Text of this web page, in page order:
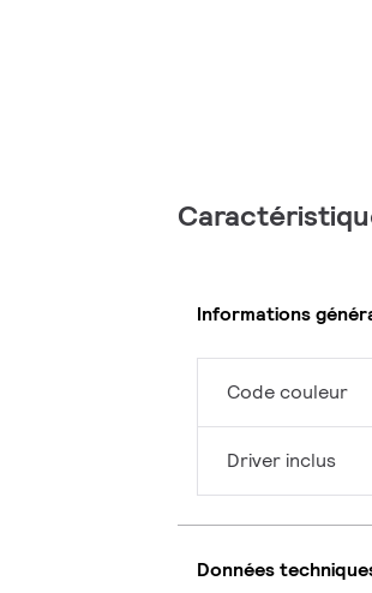
Informations
Code couleur
Driver inclus
Données